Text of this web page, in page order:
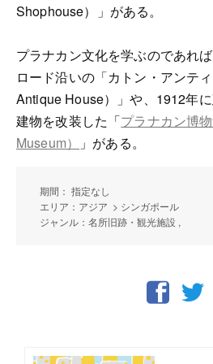
Shophouse）」がある。
プラナカン文化を学ぶのであれ
ロード沿いの「カトン・アンテ
Antique House）」や、1912年
建物を改装した「プラナカン博
Museum）
」がある。
期間： 指定なし
エリア：アジア > シンガポール
ジャンル：名所旧跡・観光施設 ,